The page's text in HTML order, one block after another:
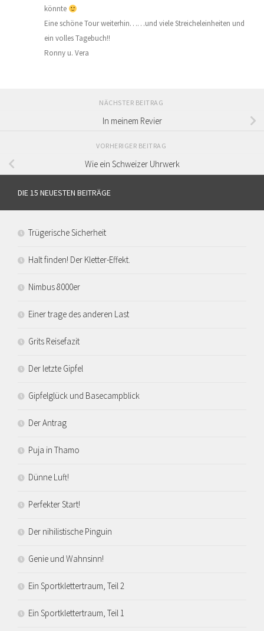
könnte
Eine schöne Tour weiterhin……und viele Streicheleinheiten und
ein volles Tagebuch!!
Ronny u. Vera
NÄCHSTER BEITRAG
In meinem Revier
VORHERIGER BEITRAG
Wie ein Schweizer Uhrwerk
DIE 15 NEUESTEN BEITRÄGE
Trügerische Sicherheit
Halt finden! Der Kletter-Effekt.
Nimbus 8000er
Einer trage des anderen Last
Grits Reisefazit
Der letzte Gipfel
Gipfelglück und Basecampblick
Der Antrag
Puja in Thamo
Dünne Luft!
Perfekter Start!
Der nihilistische Pinguin
Genie und Wahnsinn!
Ein Sportklettertraum, Teil 2
Ein Sportklettertraum, Teil 1